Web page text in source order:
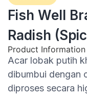
Fish Well
Radish
Product Information
Acar lobak putih
dibumbui dengan
diproses secara